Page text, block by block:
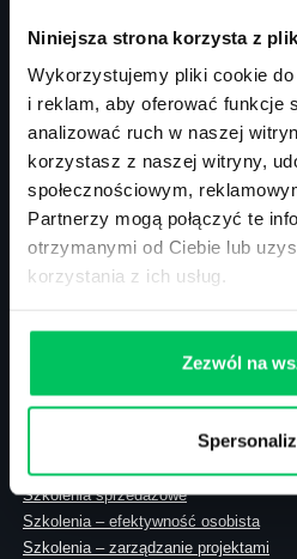
Niniejsza strona korzysta z
Wykorzystujemy pliki cookie
i reklam, aby oferować funkcje
analizować ruch w naszej
korzystasz z naszej witryny,
społecznościowym,
Partnerzy mogą połączyć te
otrzymanymi od Ciebie lub
korzystania z ich usług.
Zezwól na
Kontakt
tel.: 505 273 550
00-394 Warszawa
Szkolenia menedżerskie
Szkolenia sprzedażowe
Szkolenia – efektywność osobista
Szkolenia – zarządzanie projektami